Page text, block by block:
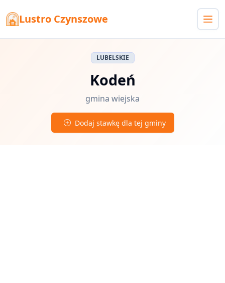
Lustro Czynszowe
LUBELSKIE
Kodeń
gmina wiejska
Dodaj stawkę dla tej gminy